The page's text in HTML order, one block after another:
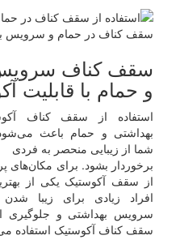
سقف کناف در حمام و سرویس
سقف کناف
و حمام با قابلیت
استفاده از سقف کناف
بهداشتی و حمام باعث
شما از زیبایی منحصر به فردی
برخوردار بشود. برای مکان‌های
از سقف آکوستیک یکی از
افراد زیادی برای زیبا
سرویس بهداشتی و جلوگیری
سقف کناف آکوستیک استفاده